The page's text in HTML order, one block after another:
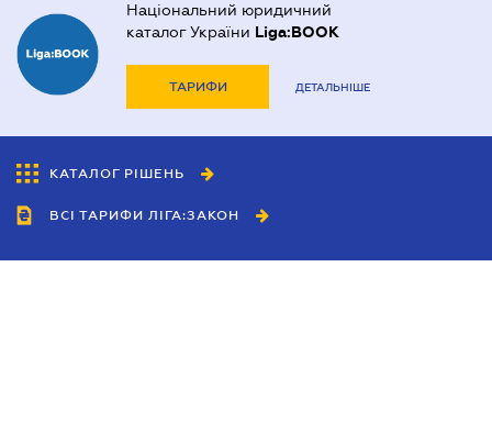
Національний юридичний
каталог України Liga:BOOK
ТАРИФИ ДЕТАЛЬНІШЕ
КАТАЛОГ РІШЕНЬ
ВСІ ТАРИФИ ЛІГА:ЗАКОН